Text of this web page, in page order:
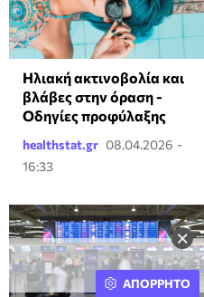
×
Ηλιακή ακτινοβολία και
βλάβες στην όραση -
Οδηγίες προφύλαξης
healthstat.gr 08.04.2026 -
16:33
ΑΠΟΡΡΗΤΟ